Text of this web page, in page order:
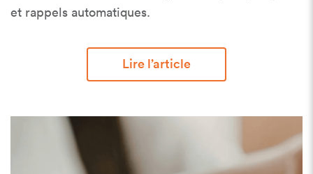
et rappels automatiques.
Lire l’article